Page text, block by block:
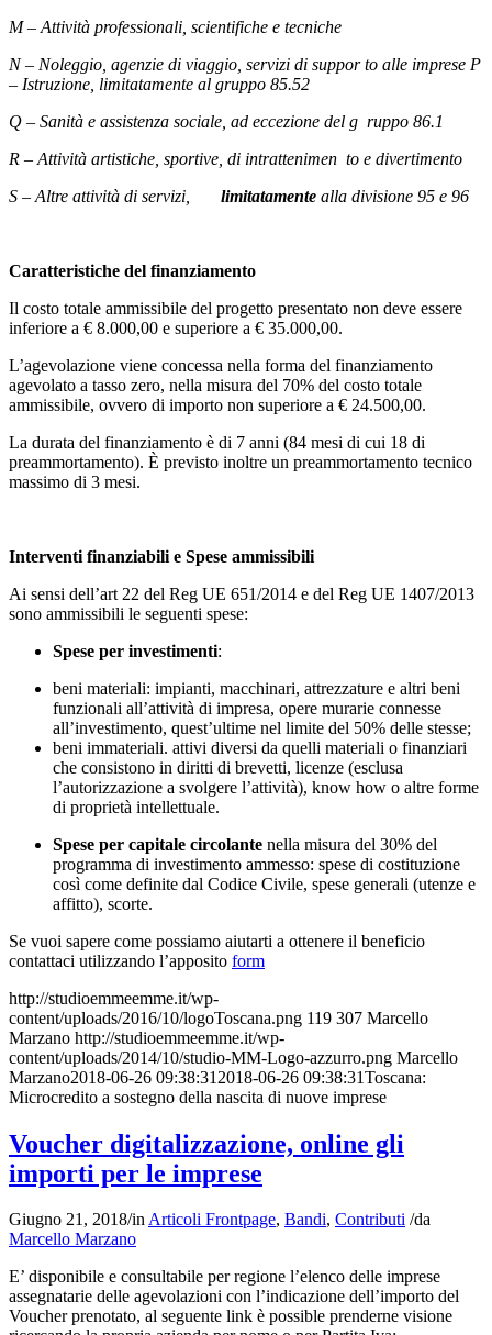
M – Attività professionali, scientifiche e tecniche
N – Noleggio, agenzie di viaggio, servizi di suppor to alle imprese P
– Istruzione, limitatamente al gruppo 85.52
Q – Sanità e assistenza sociale, ad eccezione del g ruppo 86.1
R – Attività artistiche, sportive, di intrattenimen to e divertimento
S – Altre attività di servizi,
limitatamente alla divisione 95 e 96
Caratteristiche del finanziamento
Il costo totale ammissibile del progetto presentato non deve essere
inferiore a € 8.000,00 e superiore a € 35.000,00.
L’agevolazione viene concessa nella forma del finanziamento
agevolato a tasso zero, nella misura del 70% del costo totale
ammissibile, ovvero di importo non superiore a € 24.500,00.
La durata del finanziamento è di 7 anni (84 mesi di cui 18 di
preammortamento). È previsto inoltre un preammortamento tecnico
massimo di 3 mesi.
Interventi finanziabili e Spese ammissibili
Ai sensi dell’art 22 del Reg UE 651/2014 e del Reg UE 1407/2013
sono ammissibili le seguenti spese:
Spese per investimenti:
beni materiali: impianti, macchinari, attrezzature e altri beni
funzionali all’attività di impresa, opere murarie connesse
all’investimento, quest’ultime nel limite del 50% delle stesse;
beni immateriali. attivi diversi da quelli materiali o finanziari
che consistono in diritti di brevetti, licenze (esclusa
l’autorizzazione a svolgere l’attività), know how o altre forme
di proprietà intellettuale.
Spese per capitale circolante nella misura del 30% del
programma di investimento ammesso: spese di costituzione
così come definite dal Codice Civile, spese generali (utenze e
affitto), scorte.
Se vuoi sapere come possiamo aiutarti a ottenere il beneficio
contattaci utilizzando l’apposito form
http://studioemmeemme.it/wp-
content/uploads/2016/10/logoToscana.png 119 307 Marcello
Marzano http://studioemmeemme.it/wp-
content/uploads/2014/10/studio-MM-Logo-azzurro.png Marcello
Marzano2018-06-26 09:38:31 2018-06-26 09:38:31Toscana:
Microcredito a sostegno della nascita di nuove imprese
Voucher digitalizzazione, online gli
importi per le imprese
Giugno 21, 2018/inArticoli Frontpage, Bandi, Contributi /da
Marcello Marzano
E’ disponibile e consultabile per regione l’elenco delle imprese
assegnatarie delle agevolazioni con l’indicazione dell’importo del
Voucher prenotato, al seguente link è possible prenderne visione